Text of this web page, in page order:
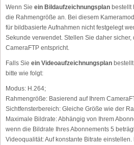
Wenn Sie ein Bildaufzeichnungsplan bestellt
die Rahmengröße an. Bei diesem
für bildbasierte Aufnahmen nicht festgelegt
Sekunde verwendet. Stellen Sie daher
CameraFTP entspricht.
Falls Sie ein Videoaufzeichnungsplan
bitte wie folgt:
Modus: H.264;
Rahmengröße: Basierend auf Ihrem
Sichtfensterbereich: Gleiche Größe wie der
Maximale Bildrate:Abhängig von Ihrem
wenn die Bildrate Ihres Abonnements 5
Videoqualität:Auf konstante Bitrate